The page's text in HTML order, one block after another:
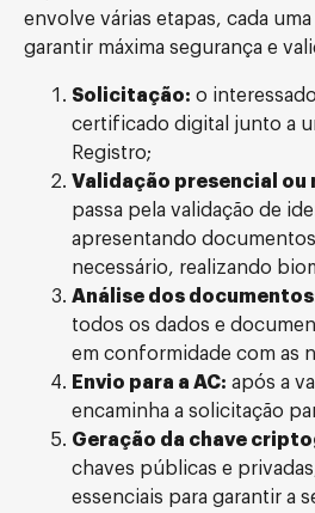
envolve várias etapas, cada
garantir máxima segurança e
Solicitação: o
certificado digital junto a
Registro;
Validação presencial ou
passa pela validação de
apresentando
necessário, realizando
Análise dos
todos os dados e
em conformidade com as
Envio para a AC: após a
encaminha a solicitação
Geração da chave
chaves públicas e
essenciais para garantir a